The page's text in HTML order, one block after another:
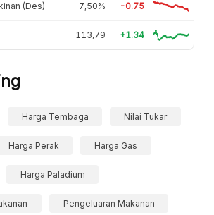
(Des) 7,50% -0.75
113,79 +1.34
Harga Tembaga Nilai Tukar
Harga Perak Harga Gas
Harga Paladium
Pengeluaran Makanan